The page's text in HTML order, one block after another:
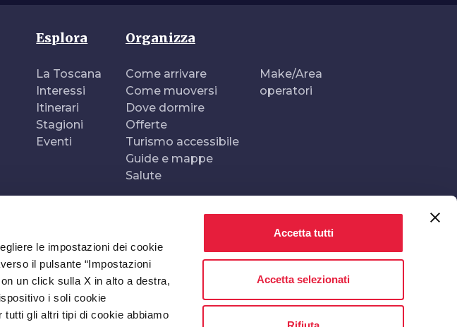
le impostazioni dei cookie
il pulsante “Impostazioni
un click sulla X in alto a destra,
i soli cookie
gli altri tipi di cookie abbiamo
Accetta tutti
Accetta selezionati
Esplora
La Toscana
Interessi
Itinerari
Stagioni
Eventi
Organizza
Come arrivare
Come muoversi
Dove dormire
Offerte
Turismo accessibile
Guide e mappe
Salute
Make/Area
operatori
In collaborazione con